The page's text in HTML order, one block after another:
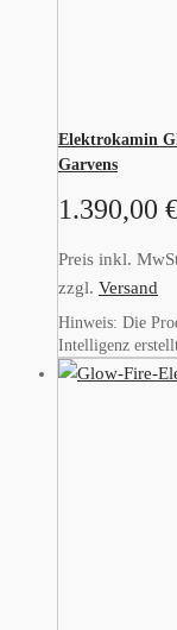
Elektrokamin
Garvens
1.390,00
Preis inkl.
zzgl. Versand
Hinweis: Die
Intelligenz